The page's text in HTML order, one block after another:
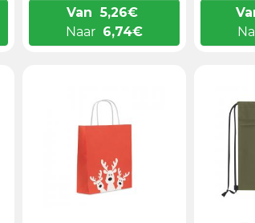
Van 5,26€
Naar 6,74€